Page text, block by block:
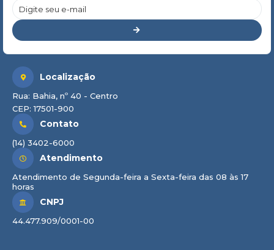
Localização
Rua: Bahia, nº 40 - Centro
CEP: 17501-900
Contato
(14) 3402-6000
Atendimento
Atendimento de Segunda-feira a Sexta-feira das 08 às 17
horas
CNPJ
44.477.909/0001-00